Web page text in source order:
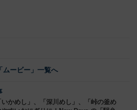
「ムービー」一覧へ
いかめし」、「深川めし」、「峠の釜め